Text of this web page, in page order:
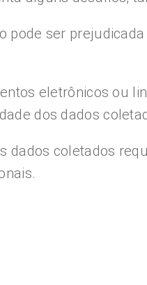
pode ser
eletrônicos ou
dos dados
dados coletados